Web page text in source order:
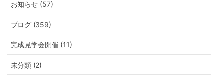
お知らせ (57)
ブログ (359)
完成見学会開催 (11)
未分類 (2)